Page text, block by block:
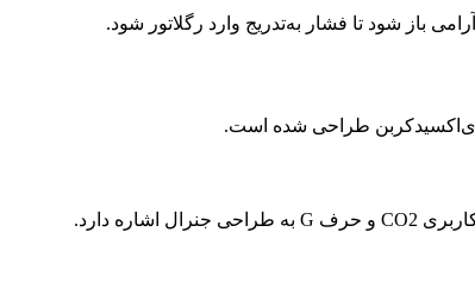
باز شود تا فشار به‌تدریج وارد رگلاتور شود.